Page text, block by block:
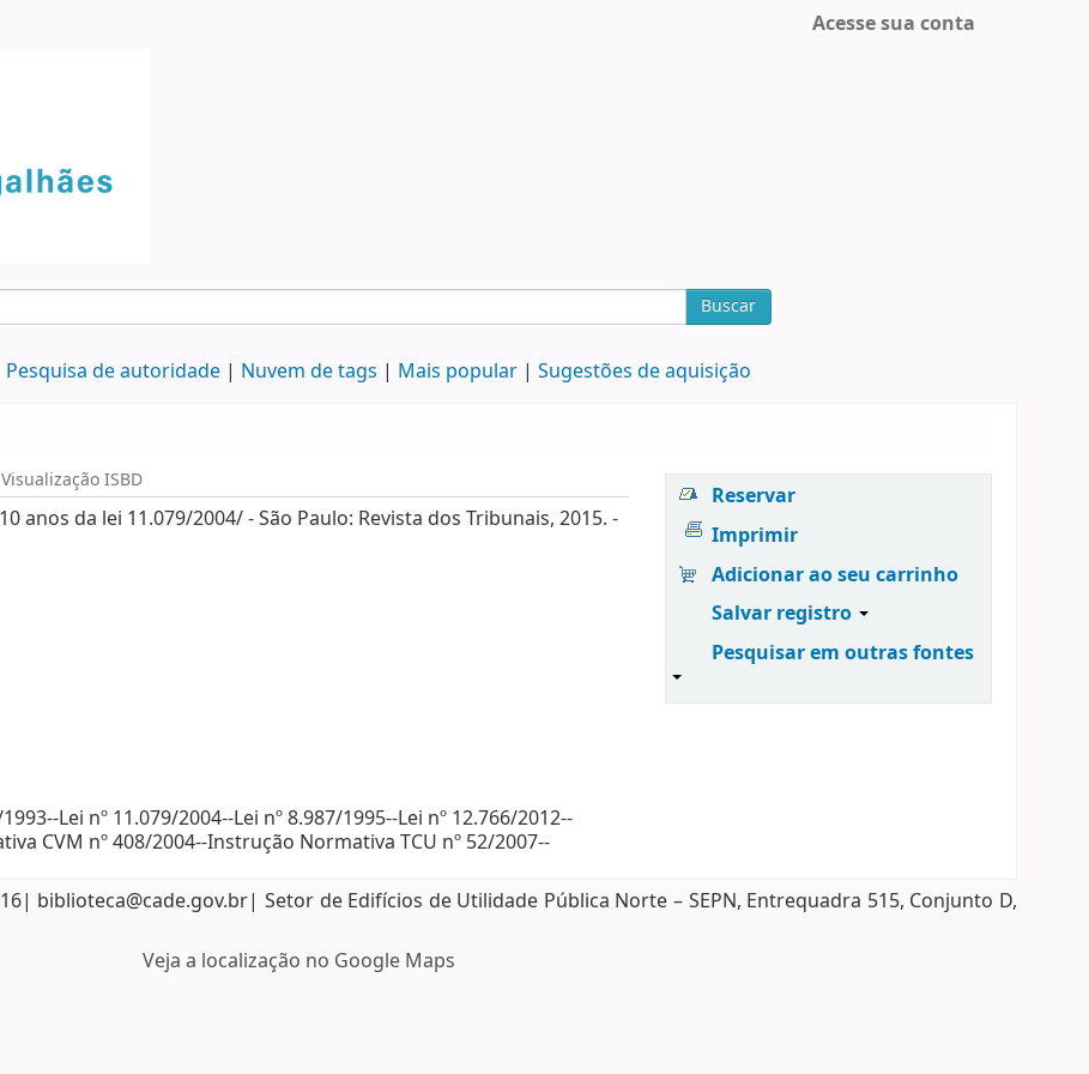
Acesse sua conta
Buscar
Pesquisa de autoridade Nuvem de tags Mais popular Sugestões de aquisição
Visualização ISBD
anos da lei 11.079/2004/ - São Paulo: Revista dos Tribunais, 2015. -
Lei nº 11.079/2004--Lei nº 8.987/1995--Lei nº 12.766/2012--
CVM nº 408/2004--Instrução Normativa TCU nº 52/2007--
Reservar
Imprimir
Adicionar ao seu carrinho
Salvar registro
Pesquisar em outras fontes
biblioteca@cade.gov.br| Setor de Edifícios de Utilidade Pública Norte – SEPN, Entrequadra 515, Conjunto D,
Veja a localização no Google Maps